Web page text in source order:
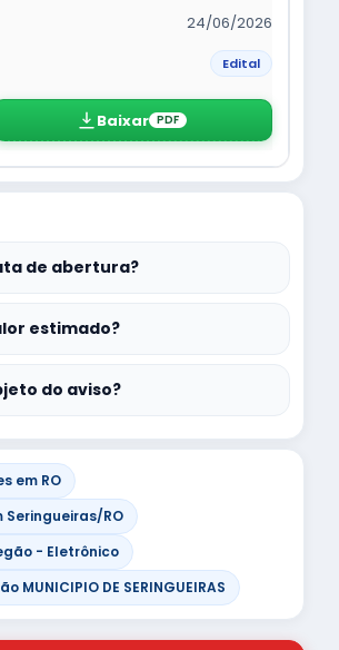
24/06/2026
Edital
Baixar PDF
de abertura?
estimado?
do aviso?
em RO
Seringueiras/RO
- Eletrônico
MUNICIPIO DE SERINGUEIRAS